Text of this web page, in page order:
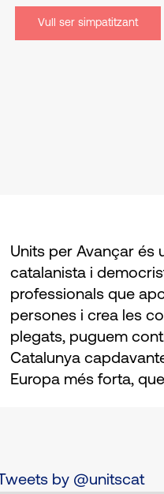
Vull ser simpatitzant
Units per Avançar és
catalanista i
professionals que
persones i crea les
plegats, puguem
Catalunya
Europa més forta,
Tweets by @unitscat